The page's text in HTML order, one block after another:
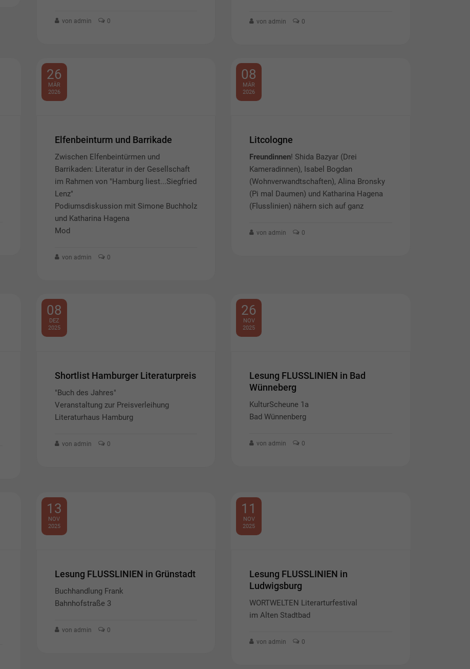
von admin 0 von admin 0
26
MÄR
2026
Elfenbeinturm und Barrikade
Zwischen Elfenbeintürmen und
Barrikaden: Literatur in der Gesellschaft
im Rahmen von "Hamburg liest...Siegfried
Lenz"
Podiumsdiskussion mit Simone Buchholz
und Katharina Hagena
Mod
von admin 0
08
MÄR
2026
Litcologne
Freundinnen! Shida Bazyar (Drei
Kameradinnen), Isabel Bogdan
(Wohnverwandtschaften), Alina Bronsky
(Pi mal Daumen) und Katharina Hagena
(Flusslinien) nähern sich auf ganz
von admin 0
08
DEZ
2025
Shortlist Hamburger Literaturpreis
"Buch des Jahres"
Veranstaltung zur Preisverleihung
Literaturhaus Hamburg
von admin 0
26
NOV
2025
Lesung FLUSSLINIEN in Bad
Wünneberg
KulturScheune 1a
Bad Wünnenberg
von admin 0
13
NOV
2025
Lesung FLUSSLINIEN in Grünstadt
Buchhandlung Frank
Bahnhofstraße 3
von admin 0
11
NOV
2025
Lesung FLUSSLINIEN in
Ludwigsburg
WORTWELTEN Literarturfestival
im Alten Stadtbad
von admin 0